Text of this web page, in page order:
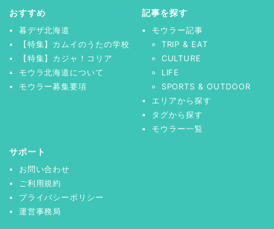
おすすめ
暮デザ北海道
【特集】カムイのうたの学校
【特集】カジャ！コリア
モウラ北海道について
モウラー募集要項
記事を探す
モウラー記事
TRIP & EAT
CULTURE
LIFE
SPORTS & OUTDOOR
エリアから探す
タグから探す
モウラー一覧
サポート
お問い合わせ
ご利用規約
プライバシーポリシー
運営事務局